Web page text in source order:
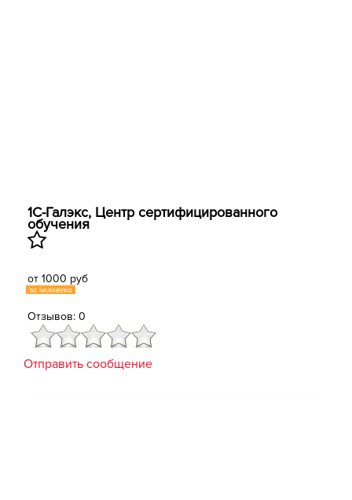
1С-Галэкс, Центр сертифицированного
обучения
от 1000 руб
за человека
Отзывов: 0
Отправить сообщение